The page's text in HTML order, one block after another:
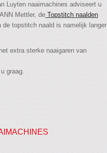
Luyten naaimachines adviseert u
Mettler, de Topstitch naalden
de topstitch naald is namelijk langer
extra sterke naaigaren van
graag.